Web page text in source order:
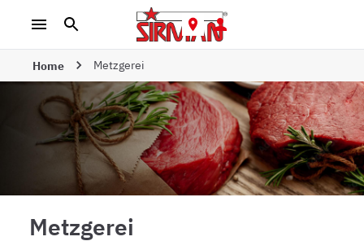
Home Metzgerei
Metzgerei